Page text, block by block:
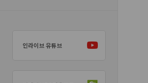
인라이브 유튜브